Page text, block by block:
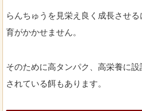
らんちゅうを見栄え良く成長させ
育がかかせません。
そのために高タンパク、高栄養に
されている餌もあります。